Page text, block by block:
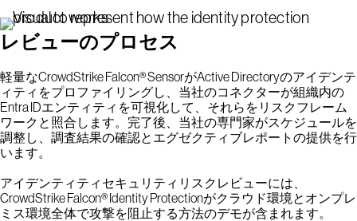
レビューのプロセス
軽量なCrowdStrike Falcon® SensorがActive Directoryのアイデンテ
ィティをプロファイリングし、当社のコネクターが組織内の
Entra IDエンティティを可視化して、それらをリスクフレーム
ワークと照合します。完了後、当社の専門家がスケジュールを
調整し、調査結果の確認とエグゼクティブレポートの提供を行
います。
アイデンティティセキュリティリスクレビューには、
CrowdStrike Falcon® Identity Protectionがクラウド環境とオンプレ
ミス環境全体で攻撃を阻止する方法のデモが含まれます。